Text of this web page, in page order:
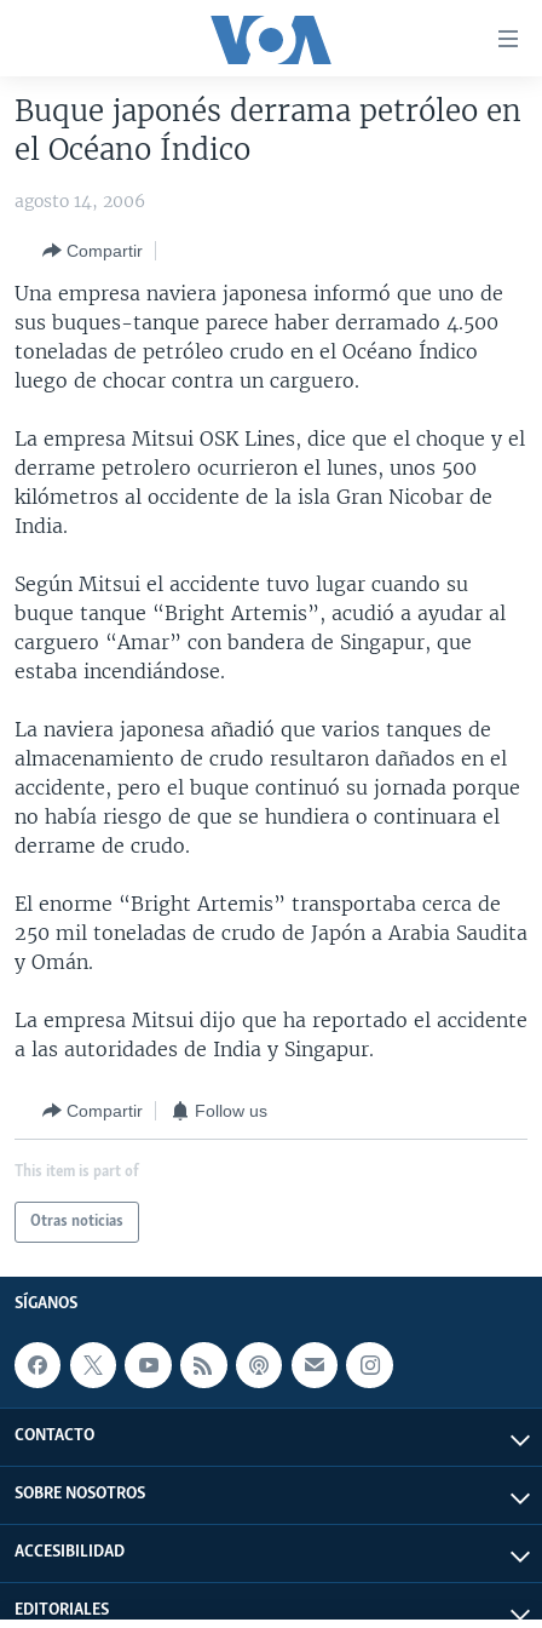
accesibilidad
Salte
principal
Salte
navegador
principal
Salte
AMÉRICA DEL NORTE
MÉXICO
HAITÍ
ELECCIONES EEUU
VOTO DIVIDIDO
VOA VERIFICA
VOA VERIFICA UCRANIA/RUSIA
VOA VERIFICA INMIGRACIÓN
VOA VERIFICA AMÉRICA LATINA
AMÉRICA LATINA
ARGENTINA
BOLIVIA
COLOMBIA
CHILE
PERÚ
ECUADOR
BRASIL
CHINA EN AMÉRICA LATINA
CENTROAMÉRICA
COSTA RICA
EL SALVADOR
GUATEMALA
HONDURAS
OTRAS SECCIONES
INMIGRACIÓN
LIBERTAD DE PRENSA
MUNDO
ENTRETENIMIENTO Y CULTURA
TECNOLOGÍA
CIENCIA Y SALUD
ESPECIALES DE LA VOA
LIBERTAD DE PRENSA
UCRANIA
VIDEOS
FOTOGRAFÍA
PROGRAMAS TV
EL MUNDO AL DÍA
VISIÓN 360
LAS CLAVES
PANORAMA
RADIO
AUDIONOTICIAS
BUENOS DÍAS AMÉRICA
ESTADOS UNIDOS AL DÍA
FORO [RADIO]
DEPORTIVO INTERNACIONAL
ENTRETENIMIENTO
DOCUMENTALES DE LA VOA
Learning English
Buque japonés derrama petróleo en
el Océano Índico
agosto 14, 2006
Compartir
Una empresa naviera japonesa informó que uno de
sus buques-tanque parece haber derramado 4.500
toneladas de petróleo crudo en el Océano Índico
luego de chocar contra un carguero.
La empresa Mitsui OSK Lines, dice que el choque y el
derrame petrolero ocurrieron el lunes, unos 500
kilómetros al occidente de la isla Gran Nicobar de
India.
Según Mitsui el accidente tuvo lugar cuando su
buque tanque “Bright Artemis”, acudió a ayudar al
carguero “Amar” con bandera de Singapur, que
estaba incendiándose.
La naviera japonesa añadió que varios tanques de
almacenamiento de crudo resultaron dañados en el
accidente, pero el buque continuó su jornada porque
no había riesgo de que se hundiera o continuara el
derrame de crudo.
El enorme “Bright Artemis” transportaba cerca de
250 mil toneladas de crudo de Japón a Arabia Saudita
y Omán.
La empresa Mitsui dijo que ha reportado el accidente
a las autoridades de India y Singapur.
Compartir Follow us
This item is part of
Otras noticias
SÍGANOS
CONTACTO
SOBRE NOSOTROS
ACCESIBILIDAD
EDITORIALES